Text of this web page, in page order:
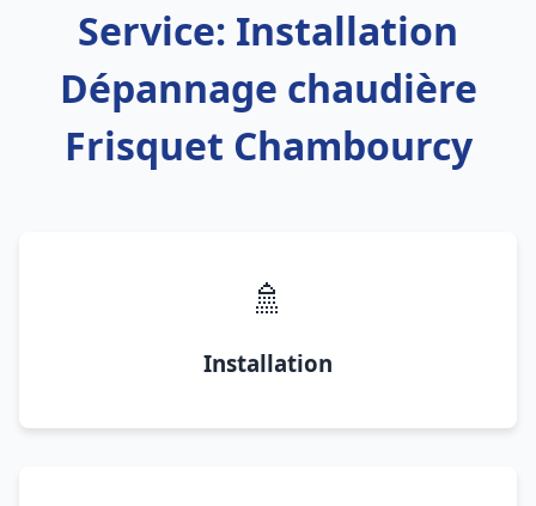
Service: Installation
Dépannage chaudière
Frisquet Chambourcy
🚿
Installation